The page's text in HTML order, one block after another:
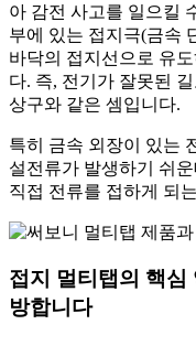
아 감전 사고를 일으킬
부에 있는 접지극(금속
바닥의 접지선으로 유
다. 즉, 전기가 잘못된
상구와 같은 셈입니다.
특히 금속 외장이 있는
설전류가 발생하기 쉬
직접 전류를 접하게 되
접지 멀티탭의 핵심
방합니다